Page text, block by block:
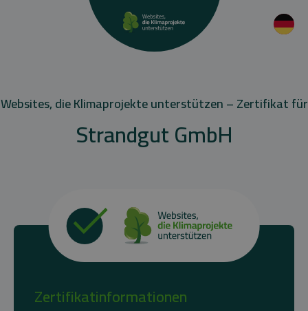
Websites, die Klimaprojekte unterstützen – Zertifikat für
Strandgut GmbH
Zertifikatinformationen